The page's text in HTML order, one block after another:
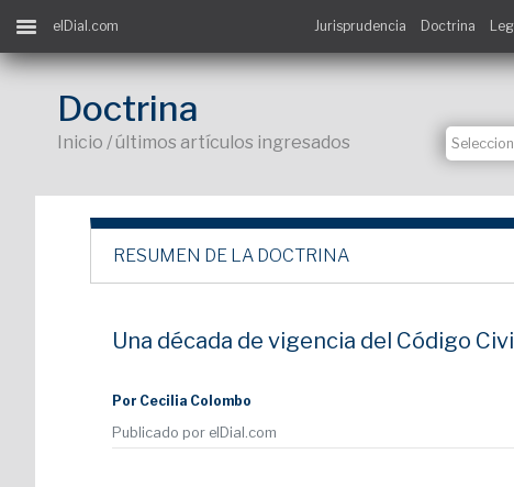
elDial.com Jurisprudencia Doctrina
Doctrina
Inicio / últimos artículos ingresados
RESUMEN DE LA DOCTRINA
Una década de vigencia del Código
Por Cecilia Colombo
Publicado por elDial.com